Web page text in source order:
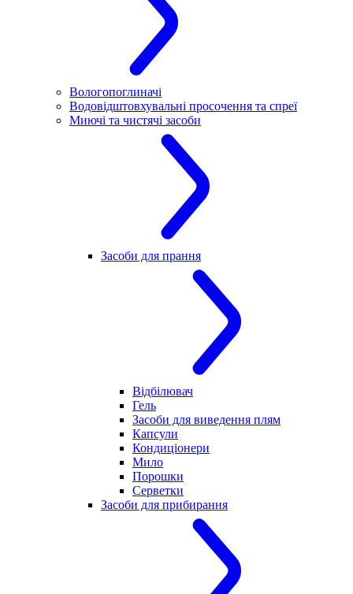
Вологопоглиначі
Водовідштовхувальні просочення та спреї
Миючі та чистячі засоби
Засоби для прання
Відбілювач
Гель
Засоби для виведення плям
Капсули
Кондиціонери
Мило
Порошки
Серветки
Засоби для прибирання